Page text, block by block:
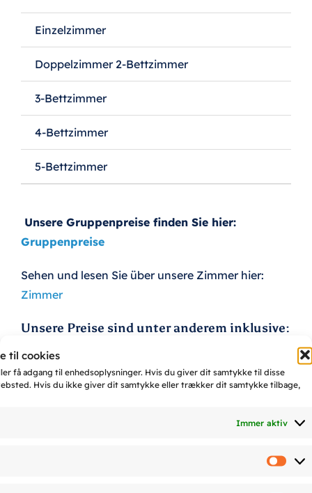
til cookies
få adgang til enhedsoplysninger. Hvis du giver dit samtykke til disse
Hvis du ikke giver dit samtykke eller trækker dit samtykke tilbage,
Immer aktiv
Einzelzimmer
Doppelzimmer 2-Bettzimmer
3-Bettzimmer
4-Bettzimmer
5-Bettzimmer
Unsere Gruppenpreise finden Sie hier:
Gruppenpreise
Sehen und lesen Sie über unsere Zimmer hier:
Zimmer
Unsere Preise sind unter anderem inklusive:
Kostenloser Wi-Fi Zugang
Strom, Wasser, Heizung, Umweltabgabe und
Hier sehen Sie alle kostenlose Einzelheiten, die im